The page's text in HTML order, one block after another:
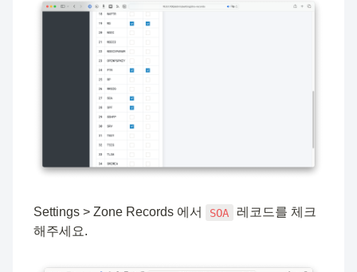
Settings > Zone Records 에서 SOA
레코드를 체크
해주세요.